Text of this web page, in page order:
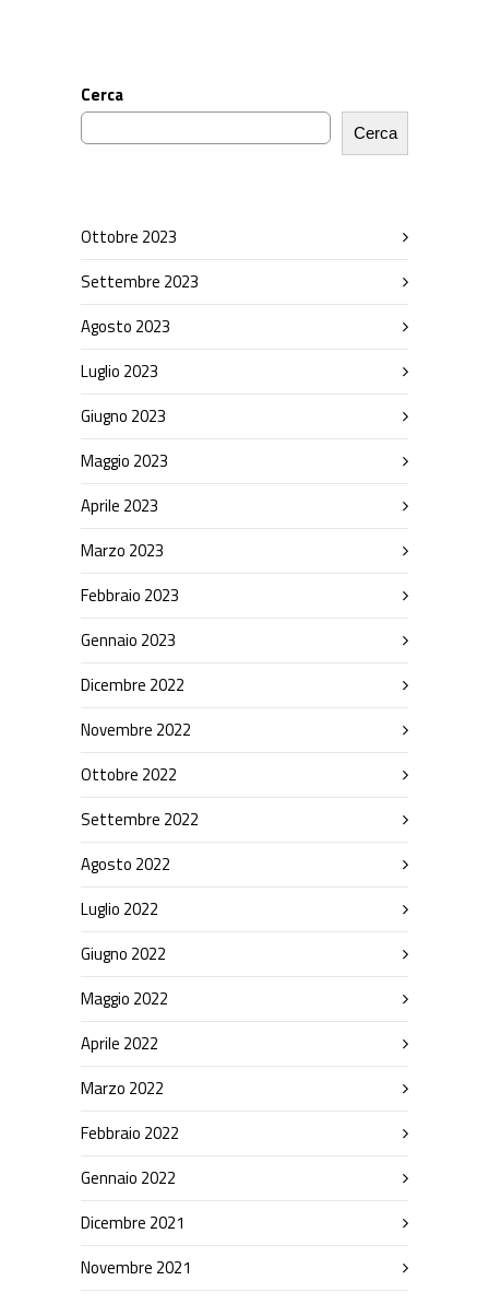
Cerca
Cerca
Ottobre 2023
Settembre 2023
Agosto 2023
Luglio 2023
Giugno 2023
Maggio 2023
Aprile 2023
Marzo 2023
Febbraio 2023
Gennaio 2023
Dicembre 2022
Novembre 2022
Ottobre 2022
Settembre 2022
Agosto 2022
Luglio 2022
Giugno 2022
Maggio 2022
Aprile 2022
Marzo 2022
Febbraio 2022
Gennaio 2022
Dicembre 2021
Novembre 2021